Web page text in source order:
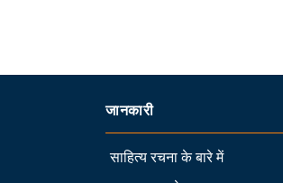
जानकारी
साहित्य रचना के बारे में